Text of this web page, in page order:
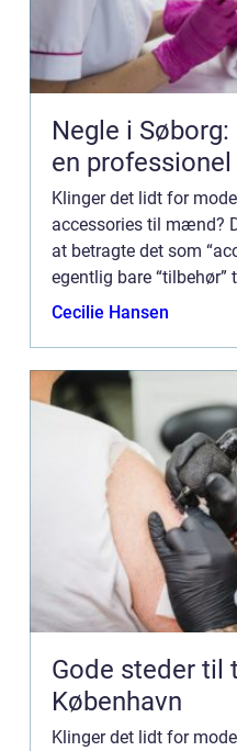
Negle i
en
Klinger det lidt for
accessories til mænd?
at betragte det som
egentlig bare “tilbehør”
Cecilie Hansen
Gode steder til
København
Klinger det lidt for